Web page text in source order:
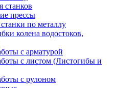
станков
прессы
по металлу
колена водостоков,
с арматурой
с листом (Листогибы и
с рулоном